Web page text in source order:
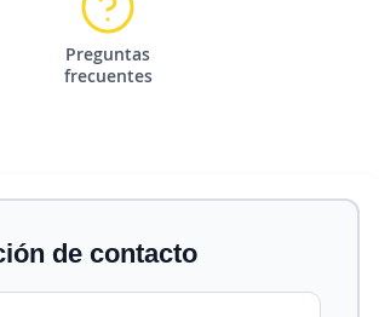
Preguntas
frecuentes
de contacto